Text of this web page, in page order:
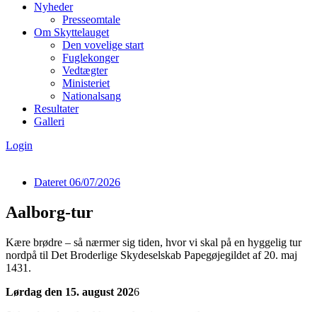
Nyheder
Presseomtale
Om Skyttelauget
Den vovelige start
Fuglekonger
Vedtægter
Ministeriet
Nationalsang
Resultater
Galleri
Login
Dateret 06/07/2026
Aalborg-tur
Kære brødre – så nærmer sig tiden, hvor vi skal på en hyggelig tur
nordpå til Det Broderlige Skydeselskab Papegøjegildet af 20. maj
1431.
Lørdag den 15. august 2026